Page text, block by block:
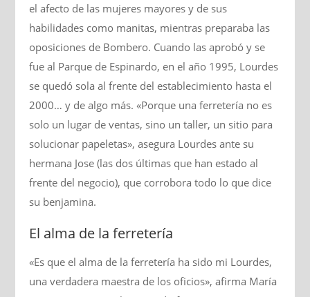
el afecto de las mujeres mayores y de sus
habilidades como manitas, mientras preparaba las
oposiciones de Bombero. Cuando las aprobó y se
fue al Parque de Espinardo, en el año 1995, Lourdes
se quedó sola al frente del establecimiento hasta el
2000… y de algo más. «Porque una ferretería no es
solo un lugar de ventas, sino un taller, un sitio para
solucionar papeletas», asegura Lourdes ante su
hermana Jose (las dos últimas que han estado al
frente del negocio), que corrobora todo lo que dice
su benjamina.
El alma de la ferretería
«Es que el alma de la ferretería ha sido mi Lourdes,
una verdadera maestra de los oficios», afirma María